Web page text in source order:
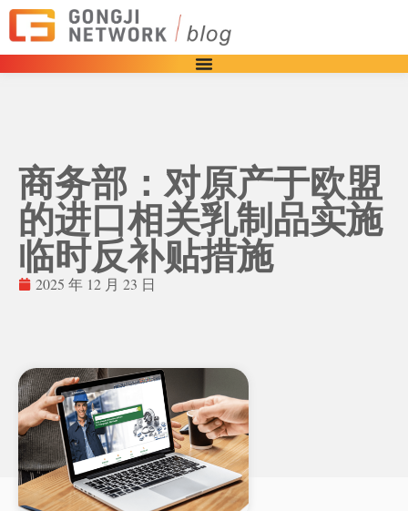
商务部：对原产于欧盟
的进口相关乳制品实施
临时反补贴措施
2025 年 12 月 23 日